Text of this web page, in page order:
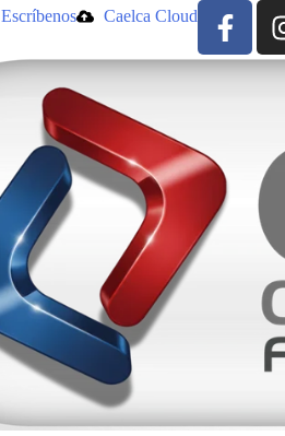
Escríbenos Caelca Cloud